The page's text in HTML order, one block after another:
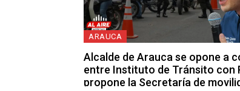
ARAUCA
Alcalde de Arauca se opone a
entre Instituto de Tránsito con
propone la Secretaría de